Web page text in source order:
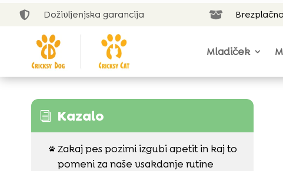
 Doživljenjska garancija 
Mladiček
i Kazalo
 Zakaj pes pozimi izgubi apetit in kaj to
pomeni za naše vsakdanje rutine